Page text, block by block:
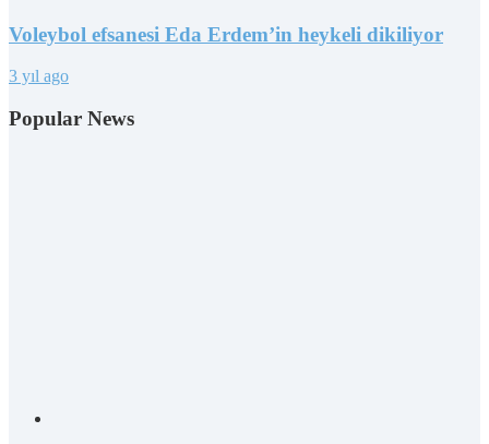
Voleybol efsanesi Eda Erdem’in heykeli dikiliyor
3 yıl ago
Popular News